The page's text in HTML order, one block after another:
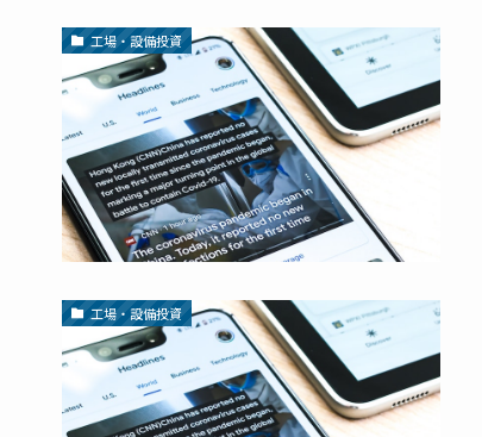
工場・設備投資
工場・設備投資